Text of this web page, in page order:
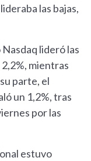
las bajas,
lideró las
mientras
parte, el
un 1,2%, tras
por las
estuvo